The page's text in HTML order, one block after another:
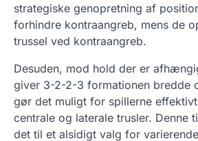
strategiske genopretning af
forhindre kontraangreb, mens de
trussel ved kontraangreb.
Desuden, mod hold der er
giver 3-2-2-3 formationen bredde
gør det muligt for spillerne
centrale og laterale trusler. Denne
det til et alsidigt valg for